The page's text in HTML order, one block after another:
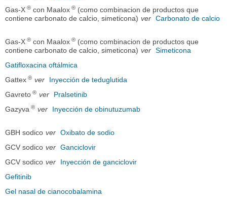
Gas-X ® con Maalox ® (como combinacion de productos que
contiene carbonato de calcio, simeticona) ver Carbonato de calcio
Gas-X ® con Maalox ® (como combinacion de productos que
contiene carbonato de calcio, simeticona) ver Simeticona
Gatifloxacina oftálmica
Gattex ® ver
Inyección de teduglutida
Gavreto ® ver
Pralsetinib
Gazyva ® ver Inyección de obinutuzumab
GBH sodico ver Oxibato de sodio
GCV sodico ver Ganciclovir
GCV sodico ver
Inyección de ganciclovir
Gefitinib
Gel nasal de cianocobalamina